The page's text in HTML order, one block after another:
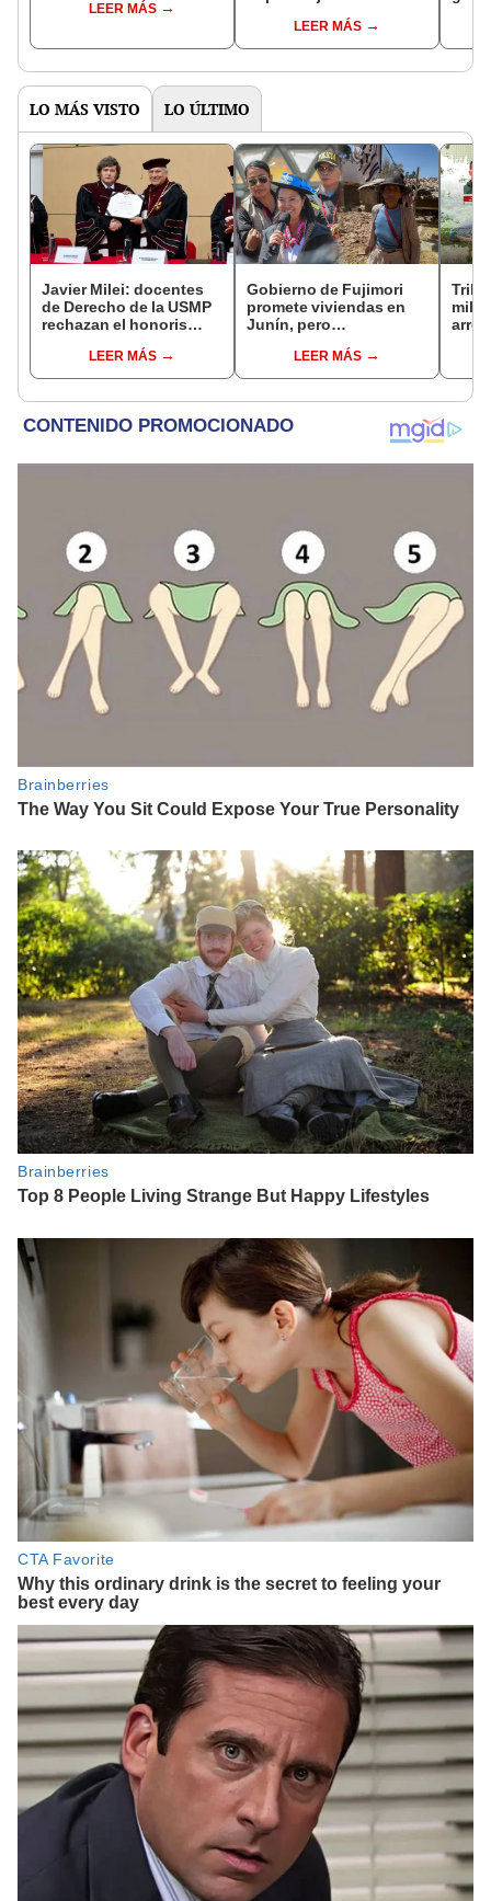
LEER MÁS
del SenadoLEER MÁS
LO MÁS VISTO LO ÚLTIMO
Javier Milei: docentes
de Derecho de la USMP
rechazan el honoris
presidente de Argentina
LEER MÁS
Gobierno de Fujimori
promete viviendas en
Junín, pero
se quejan por la lentitud
LEER MÁS